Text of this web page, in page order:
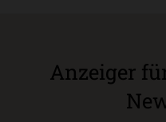
Anzeiger